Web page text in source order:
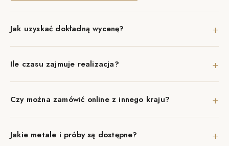
Jak uzyskać dokładną wycenę? +
Ile czasu zajmuje realizacja? +
Czy można zamówić online z innego kraju? +
Jakie metale i próby są dostępne? +